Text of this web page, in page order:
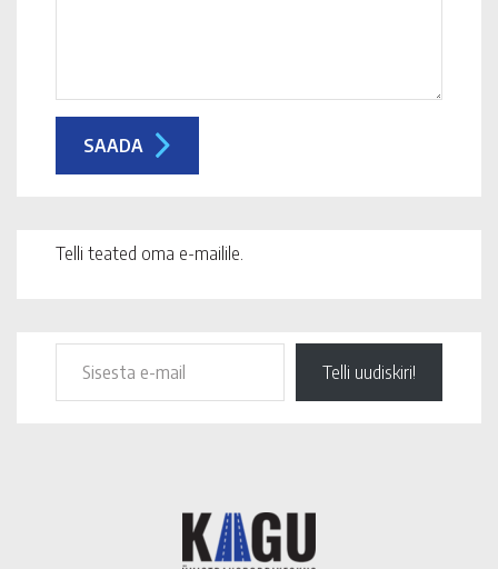
Telli teated oma e-mailile.
Telli uudiskiri!